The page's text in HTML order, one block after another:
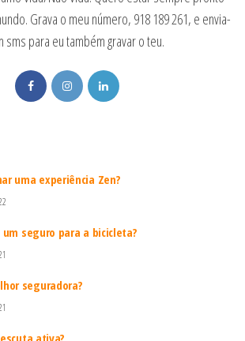
Grava o meu número, 918 189 261, e envia-
sms para eu também gravar o teu.
uma experiência Zen?
um seguro para a bicicleta?
seguradora?
ativa?